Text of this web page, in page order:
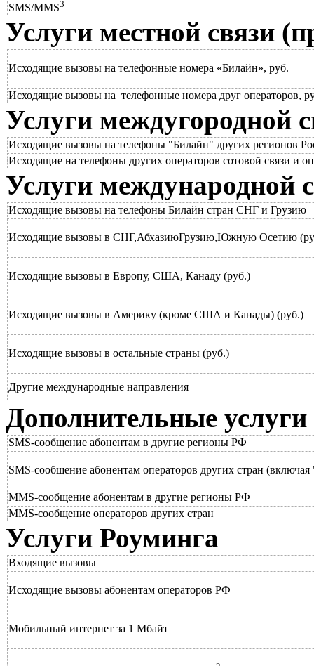
SMS/MMS3
Услуги местной связи
Исходящие вызовы на телефонные номера «Билайн», руб.
Исходящие вызовы на телефонные номера друг операторов,
Услуги междугородной
Исходящие вызовы на телефоны "Билайн" других регионов
Исходящие на телефоны других операторов сотовой связи и
Услуги международной
Исходящие вызовы на телефоны Билайн стран СНГ и Грузию
Исходящие вызовы в СНГ,АбхазиюГрузию,Южную Осетию
Исходящие вызовы в Европу, США, Канаду (руб.)
Исходящие вызовы в Америку (кроме США и Канады) (руб.)
Исходящие вызовы в остальные страны (руб.)
Другие международные направления
Дополнительные услуги
SMS-сообщение абонентам в другие регионы РФ
SMS-сообщение абонентам операторов других стран
MMS-сообщение абонентам в другие регионы РФ
MMS-сообщение операторов других стран
Услуги Роуминга
Входящие вызовы
Исходящие вызовы абонентам операторов РФ
Мобильный интернет за 1 Мбайт